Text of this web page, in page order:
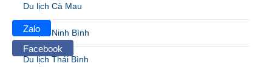
Du lịch Cà Mau
Du lịch Ninh Bình
Du lịch Thái Bình
Zalo
Facebook